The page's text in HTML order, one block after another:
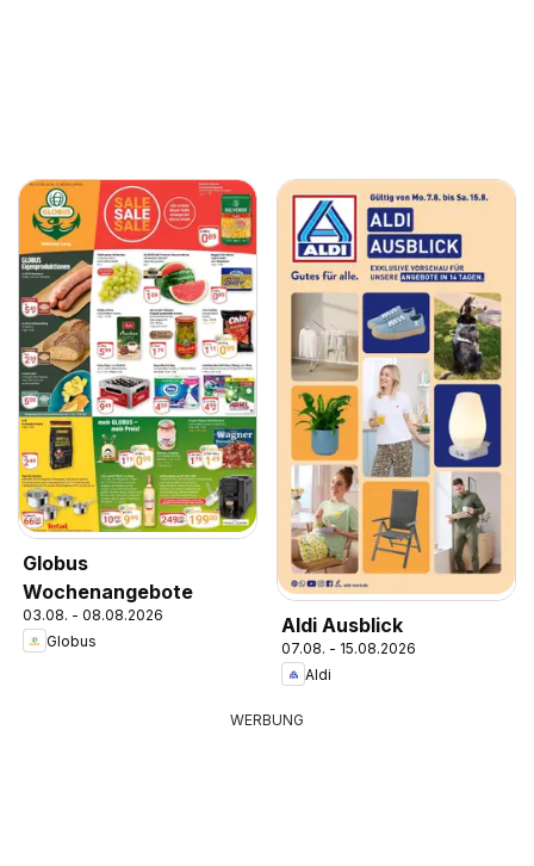
Globus
Wochenangebote
03.08. - 08.08.2026
Globus
Aldi Ausblick
07.08. - 15.08.2026
Aldi
WERBUNG